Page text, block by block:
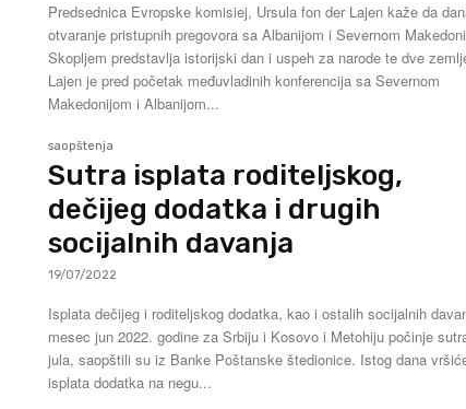
Predsednica Evropske komisiej, Ursula fon der Lajen kaže da
otvaranje pristupnih pregovora sa Albanijom i Severnom
Skopljem predstavlja istorijski dan i uspeh za narode te dve
Lajen je pred početak međuvladinih konferencija sa Severnom
Makedonijom i Albanijom...
saopštenja
Sutra isplata roditeljskog,
dečijeg dodatka i drugih
socijalnih davanja
19/07/2022
Isplata dečijeg i roditeljskog dodatka, kao i ostalih socijalnih
mesec jun 2022. godine za Srbiju i Kosovo i Metohiju počinje
jula, saopštili su iz Banke Poštanske štedionice. Istog dana vršiće se i
isplata dodatka na negu...